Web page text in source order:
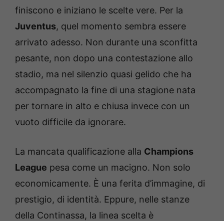
finiscono e iniziano le scelte vere. Per la
Juventus, quel momento sembra essere
arrivato adesso. Non durante una sconfitta
pesante, non dopo una contestazione allo
stadio, ma nel silenzio quasi gelido che ha
accompagnato la fine di una stagione nata
per tornare in alto e chiusa invece con un
vuoto difficile da ignorare.
La mancata qualificazione alla Champions
League pesa come un macigno. Non solo
economicamente. È una ferita d’immagine, di
prestigio, di identità. Eppure, nelle stanze
della Continassa, la linea scelta è